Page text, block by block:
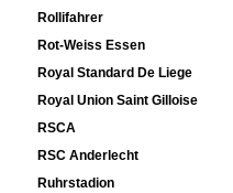
Rollifahrer
Rot-Weiss Essen
Royal Standard De Liege
Royal Union Saint Gilloise
RSCA
RSC Anderlecht
Ruhrstadion